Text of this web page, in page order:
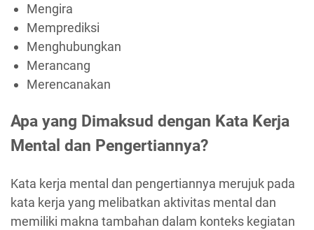
Mengira
Memprediksi
Menghubungkan
Merancang
Merencanakan
Apa yang Dimaksud dengan Kata Kerja
Mental dan Pengertiannya?
Kata kerja mental dan pengertiannya merujuk pada
kata kerja yang melibatkan aktivitas mental dan
memiliki makna tambahan dalam konteks kegiatan